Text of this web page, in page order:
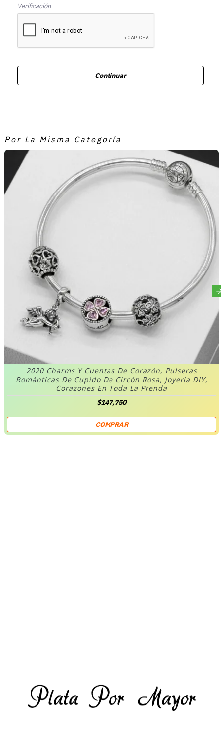
Verificación
Continuar
Por La Misma Categoría
2020 Charms Y Cuentas De Corazón, Pulseras
Románticas De Cupido De Circón Rosa, Joyería DIY,
Corazones En Toda La Prenda
$147,750
COMPRAR